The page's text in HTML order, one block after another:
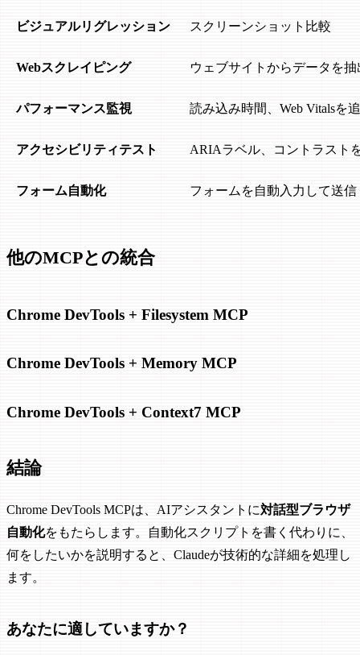
ビジュアルリグレッション スクリーンショット比較
Webスクレイピング ウェブサイトからデータを抽
パフォーマンス監視 読み込み時間、Web Vitalsを
アクセシビリティテスト ARIAラベル、コントラスト
フォーム自動化 フォームを自動入力して送信
他のMCPとの統合
Chrome DevTools + Filesystem MCP
Chrome DevTools + Memory MCP
Chrome DevTools + Context7 MCP
結論
Chrome DevTools MCPは、AIアシスタントに対話型ブラウザ
自動化をもたらします。自動化スクリプトを書く代わりに、
何をしたいかを説明すると、Claudeが技術的な詳細を処理し
ます。
あなたに適していますか？